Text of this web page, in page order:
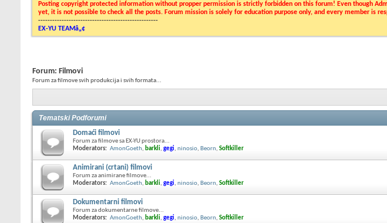
Posting copyright protected information without propper permission is strictly forbidden on this forum! Even though
yet, it is not possible to check all the posts. Forum mission is solely for education purpose only, and every member is
---------------------------------------------------
EX-YU TEAMâ„¢
Forum: Filmovi
Forum za filmove svih produkcija i svih formata...
Tematski Podforumi
Domaći filmovi
Forum za filmove sa EX-YU prostora...
Moderators: AmonGoeth, barkli, gegi, ninosio, Beorn, Softkiller
Animirani (crtani) filmovi
Forum za animirane filmove...
Moderators: AmonGoeth, barkli, gegi, ninosio, Beorn, Softkiller
Dokumentarni filmovi
Forum za dokumentarne filmove...
Moderators: AmonGoeth, barkli, gegi, ninosio, Beorn, Softkiller